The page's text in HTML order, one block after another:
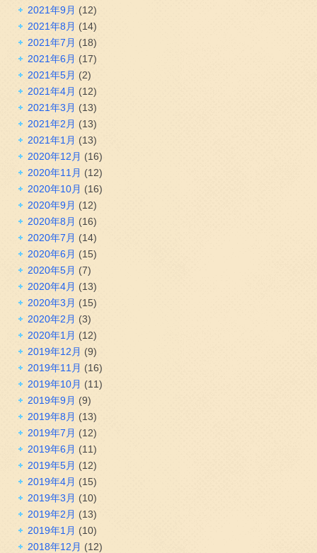
2021年9月 (12)
2021年8月 (14)
2021年7月 (18)
2021年6月 (17)
2021年5月 (2)
2021年4月 (12)
2021年3月 (13)
2021年2月 (13)
2021年1月 (13)
2020年12月 (16)
2020年11月 (12)
2020年10月 (16)
2020年9月 (12)
2020年8月 (16)
2020年7月 (14)
2020年6月 (15)
2020年5月 (7)
2020年4月 (13)
2020年3月 (15)
2020年2月 (3)
2020年1月 (12)
2019年12月 (9)
2019年11月 (16)
2019年10月 (11)
2019年9月 (9)
2019年8月 (13)
2019年7月 (12)
2019年6月 (11)
2019年5月 (12)
2019年4月 (15)
2019年3月 (10)
2019年2月 (13)
2019年1月 (10)
2018年12月 (12)